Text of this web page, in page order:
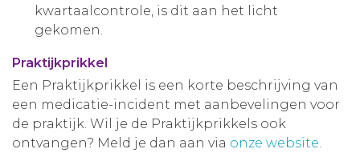
kwartaalcontrole, is dit aan het licht
gekomen.
Praktijkprikkel
Een Praktijkprikkel is een korte beschrijving van
een medicatie-incident met aanbevelingen voor
de praktijk. Wil je de Praktijkprikkels ook
ontvangen? Meld je dan aan via onze website.